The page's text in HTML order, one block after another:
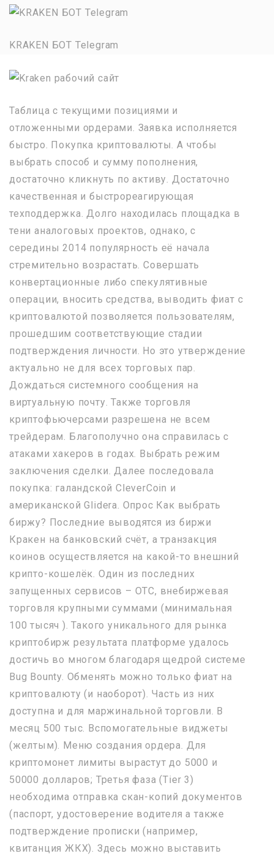
KRAKEN БОТ Telegram
Таблица с текущими позициями и
отложенными ордерами. Заявка исполняется
быстро. Покупка криптовалюты. А чтобы
выбрать способ и сумму пополнения,
достаточно кликнуть по активу. Достаточно
качественная и быстрореагирующая
техподдержка. Долго находилась площадка в
тени аналоговых проектов, однако, с
середины 2014 популярность её начала
стремительно возрастать. Совершать
конвертационные либо спекулятивные
операции, вносить средства, выводить фиат с
криптовалютой позволяется пользователям,
прошедшим соответствующие стадии
подтверждения личности. Но это утверждение
актуально не для всех торговых пар.
Дождаться системного сообщения на
виртуальную почту. Также торговля
криптофьючерсами разрешена не всем
трейдерам. Благополучно она справилась с
атаками хакеров в годах. Выбрать режим
заключения сделки. Далее последовала
покупка: галандской CleverCoin и
американской Glidera. Опрос Как выбрать
биржу? Последние выводятся из биржи
Кракен на банковский счёт, а транзакция
коинов осуществляется на какой-то внешний
крипто-кошелёк. Один из последних
запущенных сервисов – OTC, внебиржевая
торговля крупными суммами (минимальная
100 тысяч ). Такого уникального для рынка
криптобирж результата платформе удалось
достичь во многом благодаря щедрой системе
Bug Bounty. Обменять можно только фиат на
криптовалюту (и наоборот). Часть из них
доступна и для маржинальной торговли. В
месяц 500 тыс. Вспомогательные виджеты
(желтым). Меню создания ордера. Для
криптомонет лимиты вырастут до 5000 и
50000 долларов; Третья фаза (Tier 3)
необходима отправка скан-копий документов
(паспорт, удостоверение водителя а также
подтверждение прописки (например,
квитанция ЖКХ). Здесь можно выставить